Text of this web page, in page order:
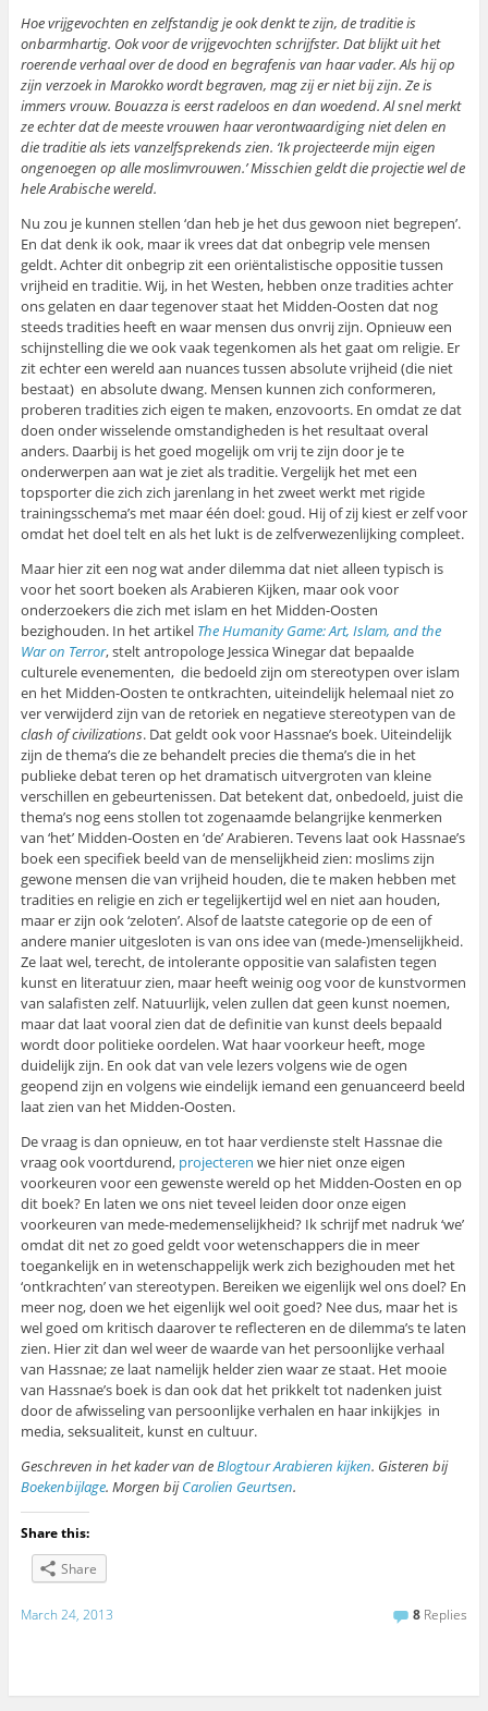
Hoe vrijgevochten en zelfstandig je ook denkt te zijn, de traditie is
onbarmhartig. Ook voor de vrijgevochten schrijfster. Dat blijkt uit het
roerende verhaal over de dood en begrafenis van haar vader. Als hij op
zijn verzoek in Marokko wordt begraven, mag zij er niet bij zijn. Ze is
immers vrouw. Bouazza is eerst radeloos en dan woedend. Al snel merkt
ze echter dat de meeste vrouwen haar verontwaardiging niet delen en
die traditie als iets vanzelfsprekends zien. ‘Ik projecteerde mijn eigen
ongenoegen op alle moslimvrouwen.’ Misschien geldt die projectie wel de
hele Arabische wereld.
Nu zou je kunnen stellen ‘dan heb je het dus gewoon niet begrepen’.
En dat denk ik ook, maar ik vrees dat dat onbegrip vele mensen
geldt. Achter dit onbegrip zit een oriëntalistische oppositie tussen
vrijheid en traditie. Wij, in het Westen, hebben onze tradities achter
ons gelaten en daar tegenover staat het Midden-Oosten dat nog
steeds tradities heeft en waar mensen dus onvrij zijn. Opnieuw een
schijnstelling die we ook vaak tegenkomen als het gaat om religie. Er
zit echter een wereld aan nuances tussen absolute vrijheid (die niet
bestaat) en absolute dwang. Mensen kunnen zich conformeren,
proberen tradities zich eigen te maken, enzovoorts. En omdat ze dat
doen onder wisselende omstandigheden is het resultaat overal
anders. Daarbij is het goed mogelijk om vrij te zijn door je te
onderwerpen aan wat je ziet als traditie. Vergelijk het met een
topsporter die zich zich jarenlang in het zweet werkt met rigide
trainingsschema’s met maar één doel: goud. Hij of zij kiest er zelf voor
omdat het doel telt en als het lukt is de zelfverwezenlijking compleet.
Maar hier zit een nog wat ander dilemma dat niet alleen typisch is
voor het soort boeken als Arabieren Kijken, maar ook voor
onderzoekers die zich met islam en het Midden-Oosten
bezighouden. In het artikel The Humanity Game: Art, Islam, and the
War on Terror, stelt antropologe Jessica Winegar dat bepaalde
culturele evenementen, die bedoeld zijn om stereotypen over islam
en het Midden-Oosten te ontkrachten, uiteindelijk helemaal niet zo
ver verwijderd zijn van de retoriek en negatieve stereotypen van de
clash of civilizations. Dat geldt ook voor Hassnae’s boek. Uiteindelijk
zijn de thema’s die ze behandelt precies die thema’s die in het
publieke debat teren op het dramatisch uitvergroten van kleine
verschillen en gebeurtenissen. Dat betekent dat, onbedoeld, juist die
thema’s nog eens stollen tot zogenaamde belangrijke kenmerken
van ‘het’ Midden-Oosten en ‘de’ Arabieren. Tevens laat ook Hassnae’s
boek een specifiek beeld van de menselijkheid zien: moslims zijn
gewone mensen die van vrijheid houden, die te maken hebben met
tradities en religie en zich er tegelijkertijd wel en niet aan houden,
maar er zijn ook ‘zeloten’. Alsof de laatste categorie op de een of
andere manier uitgesloten is van ons idee van (mede-)menselijkheid.
Ze laat wel, terecht, de intolerante oppositie van salafisten tegen
kunst en literatuur zien, maar heeft weinig oog voor de kunstvormen
van salafisten zelf. Natuurlijk, velen zullen dat geen kunst noemen,
maar dat laat vooral zien dat de definitie van kunst deels bepaald
wordt door politieke oordelen. Wat haar voorkeur heeft, moge
duidelijk zijn. En ook dat van vele lezers volgens wie de ogen
geopend zijn en volgens wie eindelijk iemand een genuanceerd beeld
laat zien van het Midden-Oosten.
De vraag is dan opnieuw, en tot haar verdienste stelt Hassnae die
vraag ook voortdurend, projecteren we hier niet onze eigen
voorkeuren voor een gewenste wereld op het Midden-Oosten en op
dit boek? En laten we ons niet teveel leiden door onze eigen
voorkeuren van mede-medemenselijkheid? Ik schrijf met nadruk ‘we’
omdat dit net zo goed geldt voor wetenschappers die in meer
toegankelijk en in wetenschappelijk werk zich bezighouden met het
‘ontkrachten’ van stereotypen. Bereiken we eigenlijk wel ons doel? En
meer nog, doen we het eigenlijk wel ooit goed? Nee dus, maar het is
wel goed om kritisch daarover te reflecteren en de dilemma’s te laten
zien. Hier zit dan wel weer de waarde van het persoonlijke verhaal
van Hassnae; ze laat namelijk helder zien waar ze staat. Het mooie
van Hassnae’s boek is dan ook dat het prikkelt tot nadenken juist
door de afwisseling van persoonlijke verhalen en haar inkijkjes in
media, seksualiteit, kunst en cultuur.
Geschreven in het kader van deBlogtour Arabieren kijken. Gisteren bij
Boekenbijlage. Morgen bijCarolien Geurtsen.
Share this:
Share
March 24, 2013 8 Replies